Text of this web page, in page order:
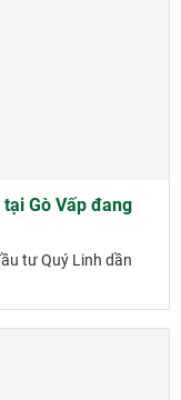
Gò Vấp đang
tư Quý Linh dần